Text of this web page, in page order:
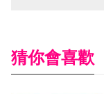
猜你會喜歡